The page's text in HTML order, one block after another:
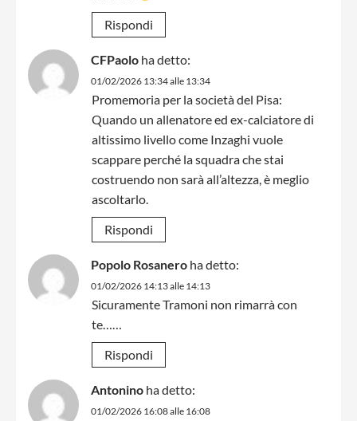
Rispondi
CFPaolo ha detto:
01/02/2026 13:34 alle 13:34
Promemoria per la società del Pisa:
Quando un allenatore ed ex-calciatore di
altissimo livello come Inzaghi vuole
scappare perché la squadra che stai
costruendo non sarà all’altezza, è meglio
ascoltarlo.
Rispondi
Popolo Rosanero ha detto:
01/02/2026 14:13 alle 14:13
Sicuramente Tramoni non rimarrà con
te……
Rispondi
Antonino ha detto:
01/02/2026 16:08 alle 16:08